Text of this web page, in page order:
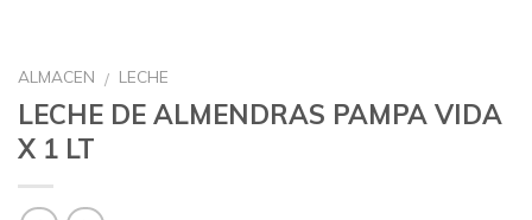
ALMACEN / LECHE
LECHE DE ALMENDRAS PAMPA VIDA
X 1 LT